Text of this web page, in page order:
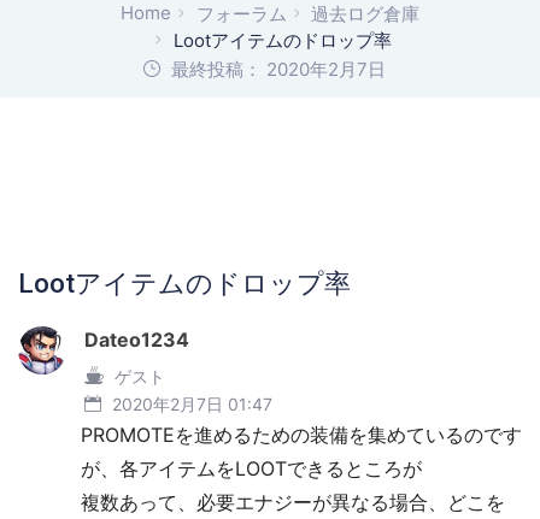
Home フォーラム
過去ログ倉庫
Lootアイテムのドロップ率
最終投稿： 2020年2月7日
Lootアイテムのドロップ率
Dateo1234
ゲスト
2020年2月7日 01:47
PROMOTEを進めるための装備を集めているのです
が、各アイテムをLOOTできるところが
複数あって、必要エナジーが異なる場合、どこを